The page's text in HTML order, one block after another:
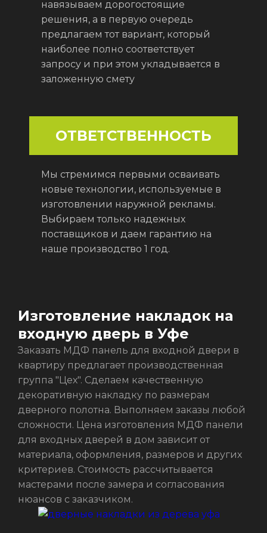
навязываем дорогостоящие
решения, а в первую очередь
предлагаем тот вариант, который
наиболее полно соответствует
запросу и при этом укладывается в
заложенную смету
ОТВЕТСТВЕННОСТЬ
Мы стремимся первыми осваивать
новые технологии, используемые в
изготовлении наружной рекламы.
Выбираем только надежных
поставщиков и даем гарантию на
наше производство 1 год.
Изготовление накладок на
входную дверь в Уфе
Заказать МДФ панель для входной двери в
квартиру предлагает производственная
группа "Цех". Сделаем качественную
декоративную накладку по размерам
дверного полотна. Выполняем заказы любой
сложности. Цена изготовления МДФ панели
для входных дверей в дом зависит от
материала, оформления, размеров и других
критериев. Стоимость рассчитывается
мастерами после замера и согласования
нюансов с заказчиком.